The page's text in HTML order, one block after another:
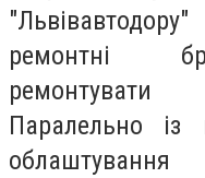
ремонтні
Паралельно